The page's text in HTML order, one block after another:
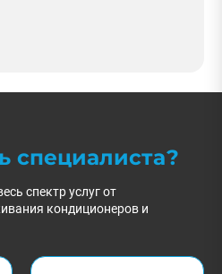
специалиста?
спектр услуг от
кондиционеров и